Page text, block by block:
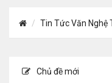
Tin Tức Văn Nghệ
Chủ đề mới